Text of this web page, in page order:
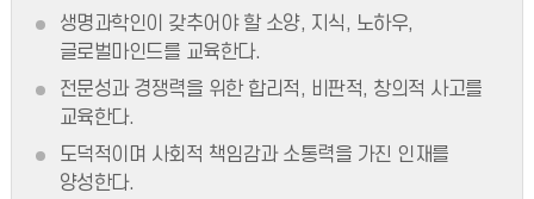
생명과학인이 갖추어야 할 소양, 지식, 노하우,
글로벌마인드를 교육한다.
전문성과 경쟁력을 위한 합리적, 비판적, 창의적 사고를
교육한다.
도덕적이며 사회적 책임감과 소통력을 가진 인재를
양성한다.